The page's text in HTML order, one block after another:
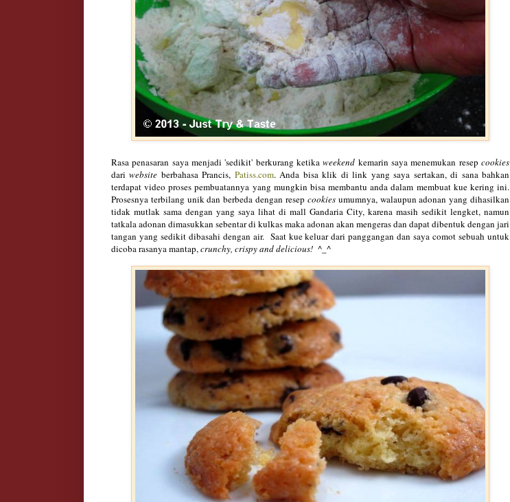
Rasa penasaran saya menjadi 'sedikit' berkurang ketika weekend kemarin saya menemukan resep cookies
dari website berbahasa Prancis, Patiss.com. Anda bisa klik di link yang saya sertakan, di sana bahkan
terdapat video proses pembuatannya yang mungkin bisa membantu anda dalam membuat kue kering ini.
Prosesnya terbilang unik dan berbeda dengan resep cookiesumumnya, walaupun adonan yang dihasilkan
tidak mutlak sama dengan yang saya lihat di mall Gandaria City, karena masih sedikit lengket, namun
tatkala adonan dimasukkan sebentar di kulkas maka adonan akan mengeras dan dapat dibentuk dengan jari
tangan yang sedikit dibasahi dengan air. Saat kue keluar dari panggangan dan saya comot sebuah untuk
dicoba rasanya mantap,crunchy, crispy and delicious! ^_^